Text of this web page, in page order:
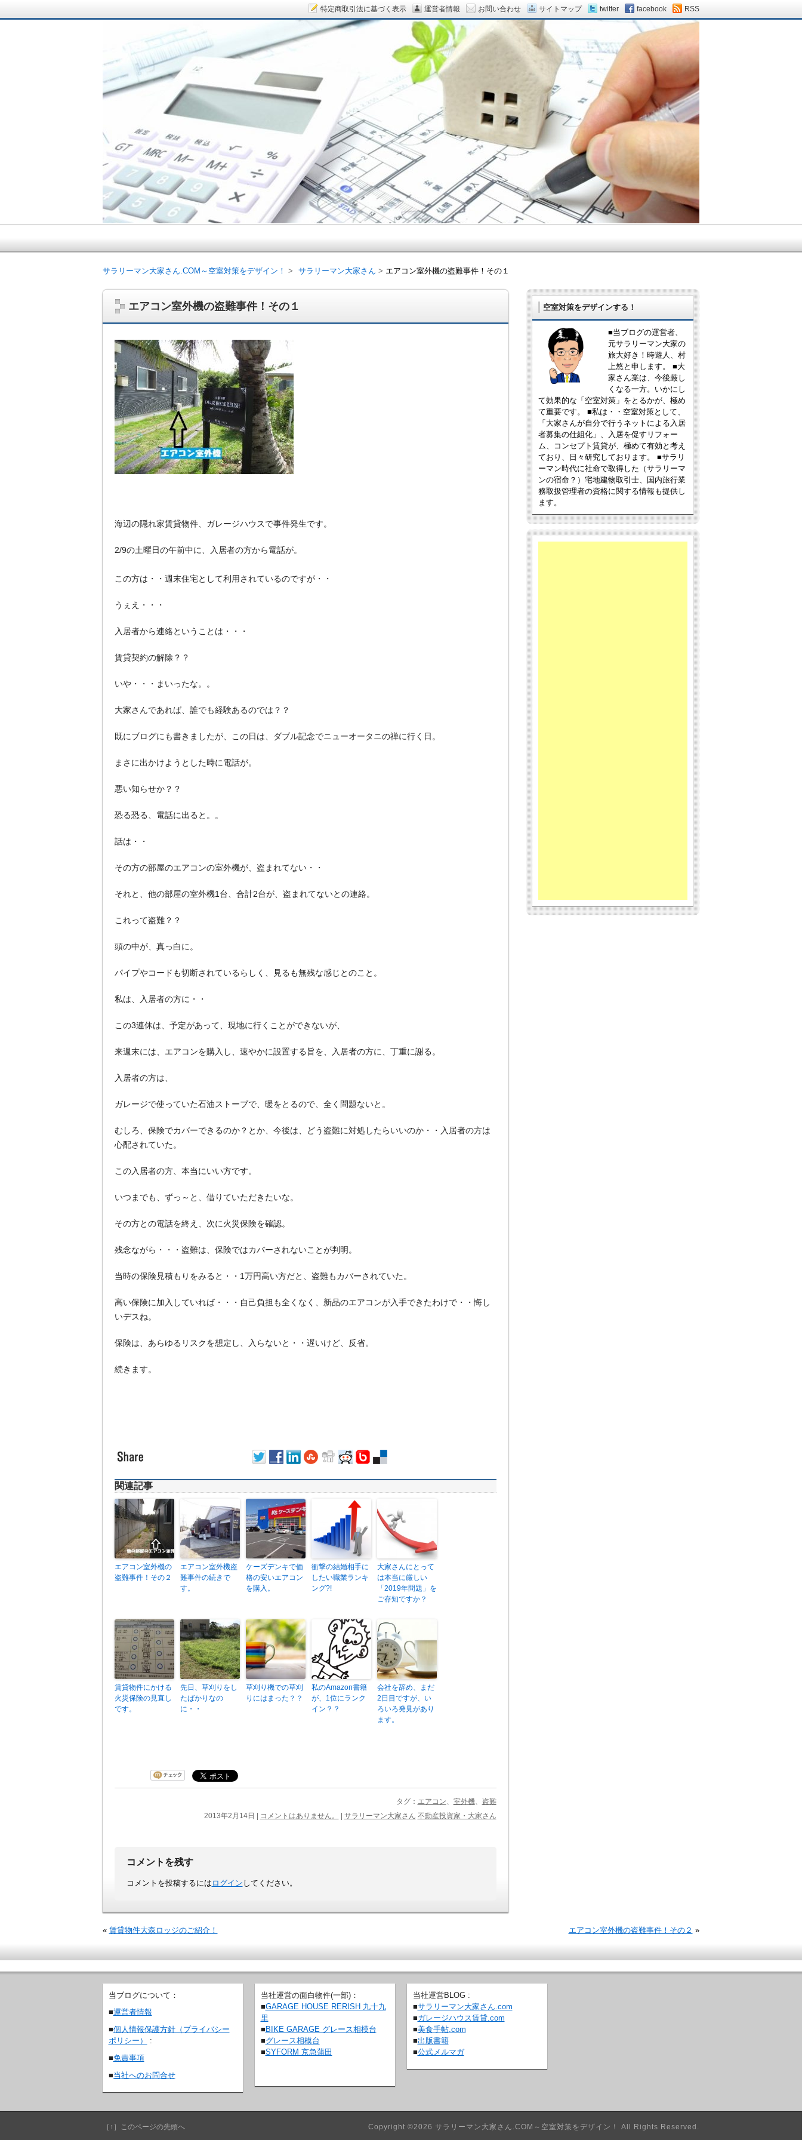
エアコン室外機の盗難事件！その１
海辺の隠れ家賃貸物件、ガレージハウスで事件発生です。
2/9の土曜日の午前中に、入居者の方から電話が。
この方は・・週末住宅として利用されているのですが・・
うぇえ・・・
入居者から連絡ということは・・・
賃貸契約の解除？？
いや・・・まいったな。。
大家さんであれば、誰でも経験あるのでは？？
既にブログにも書きましたが、この日は、 ダブル記念でニューオータニの禅に行く日。
まさに出かけようとした時に電話が。
悪い知らせか？？
恐る恐る、電話に出ると。。
話は・・
その方の部屋のエアコンの室外機が、盗まれてない・・
それと、他の部屋の室外機1台、合計2台が、 盗まれてないとの連絡。
これって盗難？？
頭の中が、真っ白に。
パイプやコードも切断されているらしく、 見るも無残な感じとのこと。
私は、入居者の方に・・
この3連休は、予定があって、現地に行くことができないが、
来週末には、エアコンを購入し、速やかに設置する旨を、 入居者の方に、丁重に謝る。
入居者の方は、
ガレージで使っていた石油ストーブで、暖をとるので、 全く問題ないと。
むしろ、保険でカバーできるのか？とか、今後は、
どう盗難に対処したらいいのか・・入居者の方は
心配されていた。
この入居者の方、本当にいい方です。
いつまでも、ずっ～と、借りていただきたいな。
その方との電話を終え、次に火災保険を確認。
残念ながら・・・盗難は、保険ではカバーされないことが判明。
当時の保険見積もりをみると・・1万円高い方だと、 盗難もカバーされていた。
高い保険に加入していれば・・・自己負担も全くなく、 新品のエアコンが入手できたわけで・・悔し
いデスね。
保険は、あらゆるリスクを想定し、入らないと・・遅いけど、 反省。
続きます。
関連記事
エアコン室外機の
盗難事件！その２
エアコン室外機盗
難事件の続きで
す。
ケーズデンキで価
格の安いエアコン
を購入。
衝撃の結婚相手に
したい職業ランキ
ング?!
大家さんにとって
は本当に厳しい
「2019年問題」を
ご存知ですか？
賃貸物件にかける
火災保険の見直し
です。
先日、草刈りをし
たばかりなの
に・・
草刈り機での草刈
りにはまった？？
私のAmazon書籍
が、1位にランク
イン？？
会社を辞め、まだ
2日目ですが、い
ろいろ発見があり
ます。
タグ： エアコン 室外機、 盗難
2013年2月14日 | コメントはありません。 | サラリーマン大家さん 不動産投資家・大家さん
コメントを残す
コメントを投稿するには ログイン してください。
空室対策をデザインする！
■当ブログの運営者、
元サラリーマン大家の
旅大好き！時遊人、村
上悠と申します。 ■大
家さん業は、今後厳し
くなる一方。いかにし
て効果的な「空室対策」をとるかが、極め
て重要です。 ■私は・・空室対策として、
「大家さんが自分で行うネットによる入居
者募集の仕組化」、入居を促すリフォー
ム、コンセプト賃貸が、極めて有効と考え
ており、日々研究しております。 ■サラリ
ーマン時代に社命で取得した（サラリーマ
ンの宿命？）宅地建物取引士、国内旅行業
務取扱管理者の資格に関する情報も提供し
ます。
« 賃貸物件大森ロッジのご紹介！ エアコン室外機の盗難事件！その２ »
サラリーマン大家さん.COM～空室対策をデザイン！ サラリーマン大家さん エアコン室外機の盗難事件！その１
サラリーマン大家さん.COM～空室対策をデザイン！
サラリーマン大家さんを応援！マンション経営、アパート経営の空室対策として、入居を促すリフォー
ム、大家さん自ら行うネット集客、コンセプト賃貸の導入を研究するブログ。絶好調な特区民泊、Amaz
on書籍出版、多拠点居住の暮らしぶり、旅行業務取扱管理者、宅建等資格情報も。
特定商取引法に基づく表示 運営者情報 お問い合わせ サイトマップ twitter facebook RSS
当ブログについて：
■運営者情報
■個人情報保護方針（プライバシー
ポリシー）
:
■免責事項
■当社へのお問合せ
当社運営の面白物件(一部)：
■GARAGE HOUSE RERISH 九十九
里
■BIKE GARAGE グレース相模台
■グレース相模台
■SYFORM 京急蒲田
当社運営BLOG :
■サラリーマン大家さん.com
■ガレージハウス賃貸.com
■美食手帖.com
■出版書籍
■公式メルマガ
Copyright ©2026 サラリーマン大家さん.COM～空室対策をデザイン！ All Rights Reserved.
［↑］このページの先頭へ